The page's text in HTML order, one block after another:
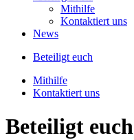
Mithilfe
Kontaktiert uns
News
Beteiligt euch
Mithilfe
Kontaktiert uns
Beteiligt euch